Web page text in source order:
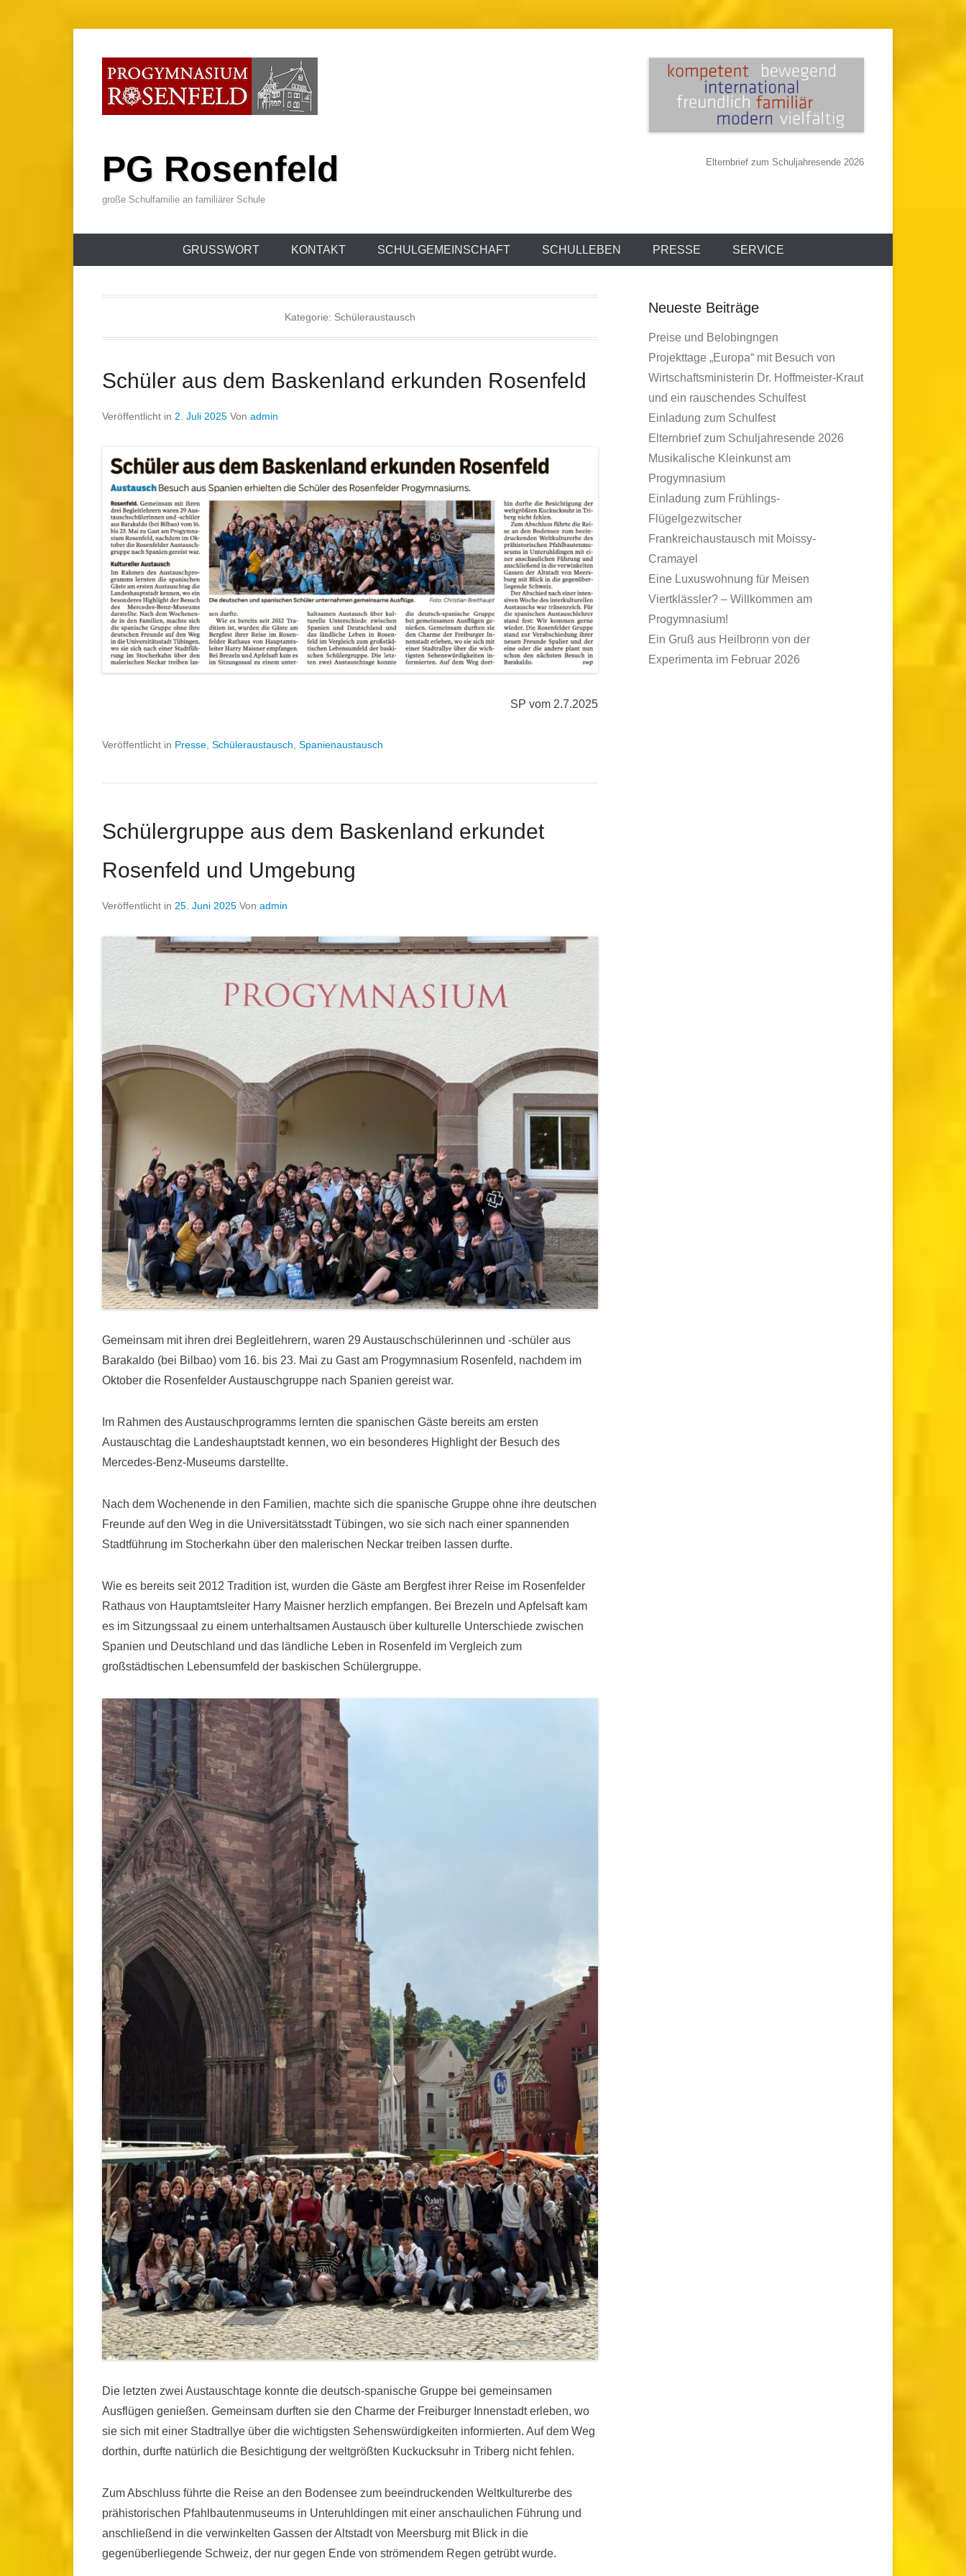
wechseln
PG Rosenfeld
große Schulfamilie an familiärer Schule
Elternbrief zum Schuljahresende 2026
GRUSSWORT KONTAKT SCHULGEMEINSCHAFT SCHULLEBEN PRESSE SERVICE
Kategorie: Schüleraustausch
Schüler aus dem Baskenland erkunden Rosenfeld
Veröffentlicht in 2. Juli 2025 Von admin
SP vom 2.7.2025
Veröffentlicht in Presse, Schüleraustausch, Spanienaustausch
Schülergruppe aus dem Baskenland erkundet
Rosenfeld und Umgebung
Veröffentlicht in 25. Juni 2025 Von admin
Gemeinsam mit ihren drei Begleitlehrern, waren 29 Austauschschülerinnen und -schüler aus
Barakaldo (bei Bilbao) vom 16. bis 23. Mai zu Gast am Progymnasium Rosenfeld, nachdem im
Oktober die Rosenfelder Austauschgruppe nach Spanien gereist war.
Im Rahmen des Austauschprogramms lernten die spanischen Gäste bereits am ersten
Austauschtag die Landeshauptstadt kennen, wo ein besonderes Highlight der Besuch des
Mercedes-Benz-Museums darstellte.
Nach dem Wochenende in den Familien, machte sich die spanische Gruppe ohne ihre deutschen
Freunde auf den Weg in die Universitätsstadt Tübingen, wo sie sich nach einer spannenden
Stadtführung im Stocherkahn über den malerischen Neckar treiben lassen durfte.
Wie es bereits seit 2012 Tradition ist, wurden die Gäste am Bergfest ihrer Reise im Rosenfelder
Rathaus von Hauptamtsleiter Harry Maisner herzlich empfangen. Bei Brezeln und Apfelsaft kam
es im Sitzungssaal zu einem unterhaltsamen Austausch über kulturelle Unterschiede zwischen
Spanien und Deutschland und das ländliche Leben in Rosenfeld im Vergleich zum
großstädtischen Lebensumfeld der baskischen Schülergruppe.
Die letzten zwei Austauschtage konnte die deutsch-spanische Gruppe bei gemeinsamen
Ausflügen genießen. Gemeinsam durften sie den Charme der Freiburger Innenstadt erleben, wo
sie sich mit einer Stadtrallye über die wichtigsten Sehenswürdigkeiten informierten. Auf dem Weg
dorthin, durfte natürlich die Besichtigung der weltgrößten Kuckucksuhr in Triberg nicht fehlen.
Zum Abschluss führte die Reise an den Bodensee zum beeindruckenden Weltkulturerbe des
prähistorischen Pfahlbautenmuseums in Unteruhldingen mit einer anschaulichen Führung und
anschließend in die verwinkelten Gassen der Altstadt von Meersburg mit Blick in die
gegenüberliegende Schweiz, der nur gegen Ende von strömendem Regen getrübt wurde.
Neueste Beiträge
Preise und Belobingngen
Projekttage „Europa“ mit Besuch von
Wirtschaftsministerin Dr. Hoffmeister-Kraut
und ein rauschendes Schulfest
Einladung zum Schulfest
Elternbrief zum Schuljahresende 2026
Musikalische Kleinkunst am
Progymnasium
Einladung zum Frühlings-
Flügelgezwitscher
Frankreichaustausch mit Moissy-
Cramayel
Eine Luxuswohnung für Meisen
Viertklässler? – Willkommen am
Progymnasium!
Ein Gruß aus Heilbronn von der
Experimenta im Februar 2026